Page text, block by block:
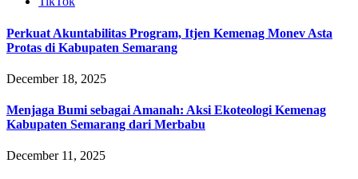
Perkuat Akuntabilitas Program, Itjen Kemenag Monev Asta
Protas di Kabupaten Semarang
December 18, 2025
Menjaga Bumi sebagai Amanah: Aksi Ekoteologi Kemenag
Kabupaten Semarang dari Merbabu
December 11, 2025